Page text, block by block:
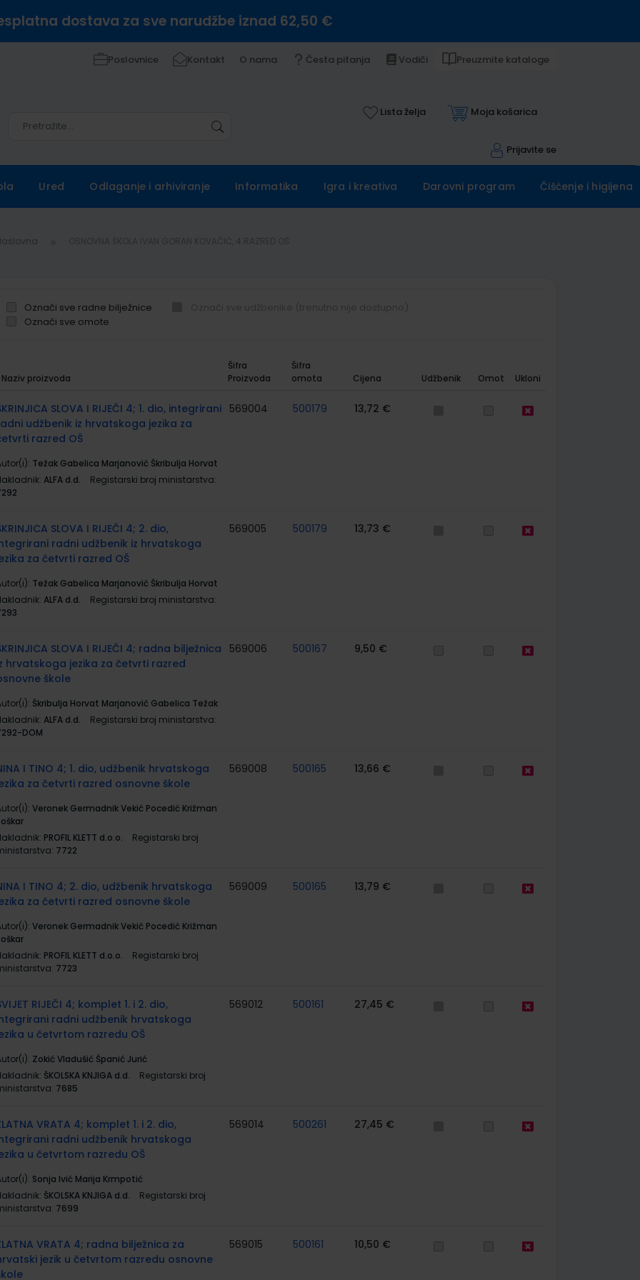
dostava za sve narudžbe iznad 62,50 €
Poslovnice Kontakt O nama Česta pitanja Vodiči Preuzmite kataloge
Lista želja Moja košarica
Prijavite se
Ured Odlaganje i arhiviranje Informatika Igra i kreativa Darovni program Čišćenje i higijena
Označi sve radne bilježnice
Označi sve omote
Naziv proizvoda
Šifra
Proizvoda
Šifra
omota
Cijena Udžbenik Omot Ukloni
SLOVA I RIJEČI 4; 1. dio, integrirani
udžbenik iz hrvatskoga jezika za
razred OŠ
Težak Gabelica Marjanović Škribulja Horvat
ALFA d.d.
Registarski broj ministarstva:
569004 500179 13,72 €
SLOVA I RIJEČI 4; 2. dio,
radni udžbenik iz hrvatskoga
za četvrti razred OŠ
Težak Gabelica Marjanović Škribulja Horvat
ALFA d.d.
Registarski broj ministarstva:
569005 500179 13,73 €
SLOVA I RIJEČI 4; radna bilježnica
hrvatskoga jezika za četvrti razred
škole
Škribulja Horvat Marjanović Gabelica Težak
ALFA d.d.
Registarski broj ministarstva:
DOM
569006 500167 9,50 €
I TINO 4; 1. dio, udžbenik hrvatskoga
za četvrti razred osnovne škole
Veronek Germadnik Vekić Pocedić Križman
PROFIL KLETT d.o.o.
Registarski broj
7722
569008 500165 13,66 €
I TINO 4; 2. dio, udžbenik hrvatskoga
za četvrti razred osnovne škole
Veronek Germadnik Vekić Pocedić Križman
PROFIL KLETT d.o.o.
Registarski broj
7723
569009 500165 13,79 €
RIJEČI 4; komplet 1. i 2. dio,
radni udžbenik hrvatskoga
u četvrtom razredu OŠ
Zokić Vladušić Španić Jurić
ŠKOLSKA KNJIGA d.d.
Registarski broj
7685
569012 500161 27,45 €
VRATA 4; komplet 1. i 2. dio,
radni udžbenik hrvatskoga
u četvrtom razredu OŠ
Sonja Ivić Marija Krmpotić
ŠKOLSKA KNJIGA d.d.
Registarski broj
7699
569014 500261 27,45 €
VRATA 4; radna bilježnica za
jezik u četvrtom razredu osnovne
569015 500161 10,50 €